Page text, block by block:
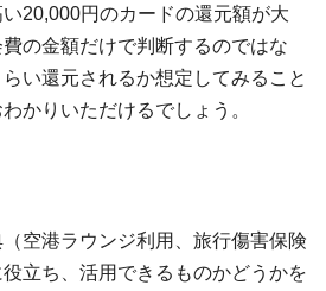
20,000円のカードの還元額が大
の金額だけで判断するのではな
い還元されるか想定してみること
かりいただけるでしょう。
空港ラウンジ利用、旅行傷害保険
立ち、活用できるものかどうかを